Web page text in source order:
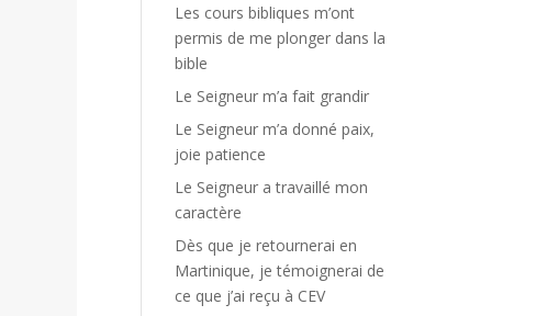
Les cours bibliques m’ont
permis de me plonger dans la
bible
Le Seigneur m’a fait grandir
Le Seigneur m’a donné paix,
joie patience
Le Seigneur a travaillé mon
caractère
Dès que je retournerai en
Martinique, je témoignerai de
ce que j’ai reçu à CEV